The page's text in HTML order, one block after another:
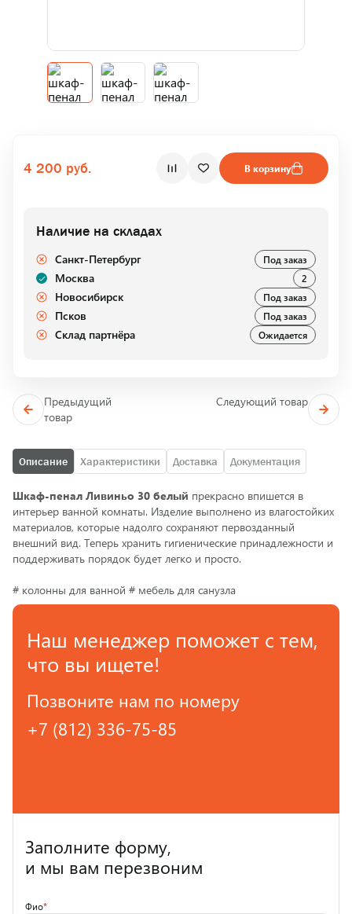
Описание Характеристики Доставка Документация
Шкаф-пенал Ливиньо 30 белый прекрасно впишется в
интерьер ванной комнаты. Изделие выполнено из влагостойких
материалов, которые надолго сохраняют первозданный
внешний вид. Теперь хранить гигиенические принадлежности и
поддерживать порядок будет легко и просто.
# колонны для ванной # мебель для санузла
4 200 руб. В корзину
Наличие на складах
Санкт-Петербург Под заказ
Москва 2
Новосибирск Под заказ
Псков Под заказ
Склад партнёра Ожидается
Предыдущий
товар
Следующий товар
Наш менеджер поможет с тем,
что вы ищете!
Позвоните нам по номеру
+7 (812) 336-75-85
Заполните форму,
и мы вам перезвоним
Фио*